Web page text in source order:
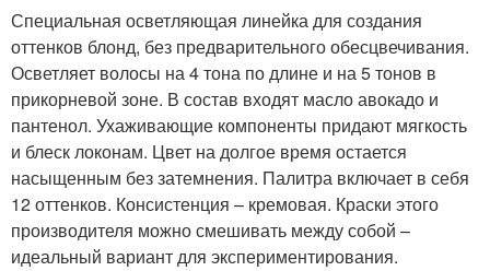
Специальная осветляющая линейка для создания
оттенков блонд, без предварительного обесцвечивания.
Осветляет волосы на 4 тона по длине и на 5 тонов в
прикорневой зоне. В состав входят масло авокадо и
пантенол. Ухаживающие компоненты придают мягкость
и блеск локонам. Цвет на долгое время остается
насыщенным без затемнения. Палитра включает в себя
12 оттенков. Консистенция – кремовая. Краски этого
производителя можно смешивать между собой –
идеальный вариант для экспериментирования.